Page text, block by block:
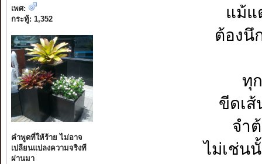
เพศ:
กระทู้: 1,352
คำพูดที่ให้ร้าย ไม่อาจ
เปลียนแปลงความจริงที
ผ่านมา
แม้แ
ต้องนึ
ทุ
ขีดเ
จำ
ไม่เช่น